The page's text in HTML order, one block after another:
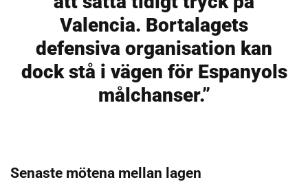
Valencia. Bortalagets
defensiva organisation kan
dock stå i vägen för Espanyols
målchanser.”
Senaste mötena mellan lagen